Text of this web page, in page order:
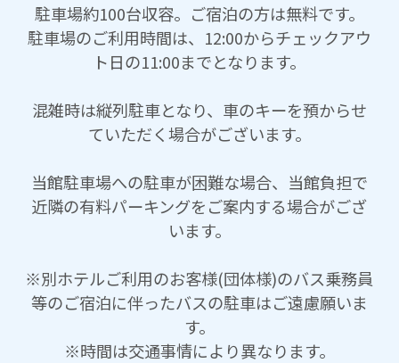
駐車場約100台収容。ご宿泊の方は無料です。
駐車場のご利用時間は、12:00からチェックアウ
ト日の11:00までとなります。
混雑時は縦列駐車となり、車のキーを預からせ
ていただく場合がございます。
当館駐車場への駐車が困難な場合、当館負担で
近隣の有料パーキングをご案内する場合がござ
います。
※別ホテルご利用のお客様(団体様)のバス乗務員
等のご宿泊に伴ったバスの駐車はご遠慮願いま
す。
※時間は交通事情により異なります。